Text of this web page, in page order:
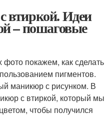
Идеи
– пошаговые
покажем, как сделать
пигментов.
маникюр с рисунком. В
с втиркой, который мы
чтобы получился